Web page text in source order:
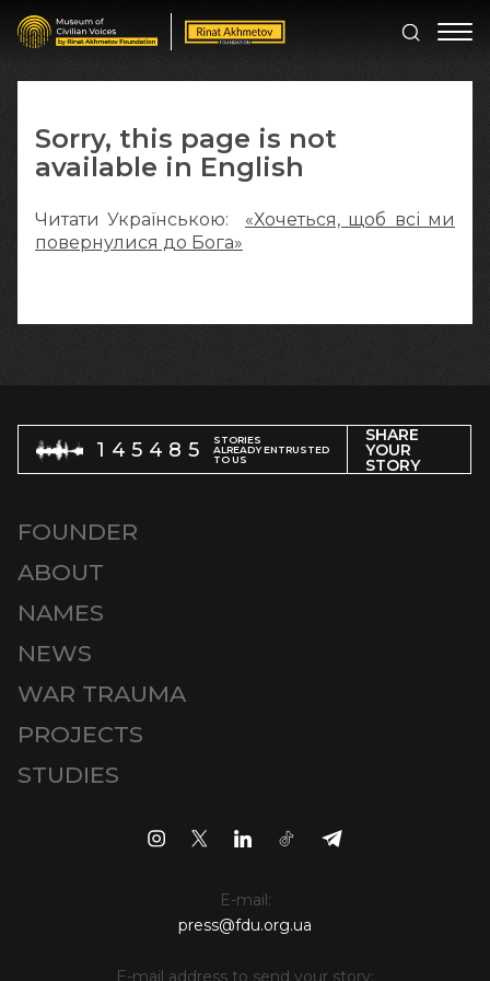
Sorry, this page is not
available in English
Читати Українською: «Хочеться, щоб всі ми
повернулися до Бога»
145485
STORIES
ALREADY ENTRUSTED
TO US
SHARE
YOUR
STORY
FOUNDER
ABOUT
NAMES
NEWS
WAR TRAUMA
PROJECTS
STUDIES
E-mail:
press@fdu.org.ua